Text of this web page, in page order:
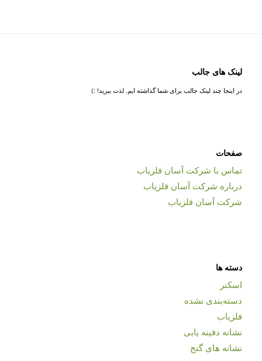
لینک های جالب
در اینجا چند لینک جالب برای شما گذاشته ایم. لذت ببرید! :)
صفحات
تماس با شرکت آسان فلزیاب
درباره شرکت آسان فلزیاب
شرکت آسان فلزیاب
دسته ها
اسکنر
دسته‌بندی نشده
فلزیاب
نشانه دفینه یابی
نشانه های گنج